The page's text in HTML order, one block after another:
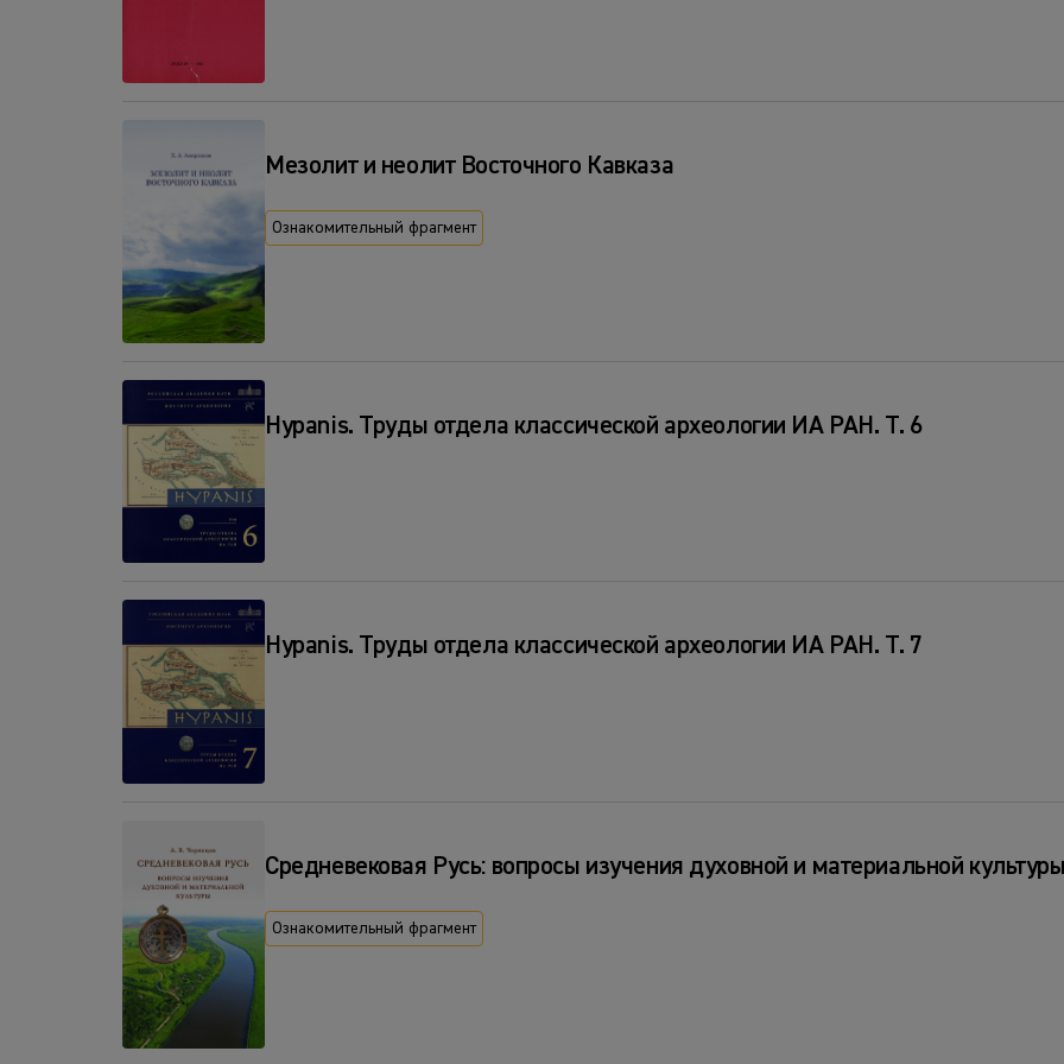
Мезолит и неолит Восточного Кавказа
Ознакомительный фрагмент
Hypanis. Труды отдела классической археологии ИА РАН. Т. 6
Hypanis. Труды отдела классической археологии ИА РАН. Т. 7
Средневековая Русь: вопросы изучения духовной и материальной
Ознакомительный фрагмент